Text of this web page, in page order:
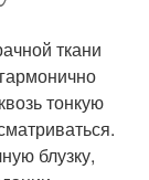
ткани
тонкую
блузку,